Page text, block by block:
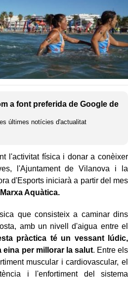
a font preferida de Google de
últimes notícies d'actualitat
l'activitat física i donar a conèixer
l'Ajuntament de Vilanova i la
d'Esports iniciarà a partir del mes
Marxa Aquàtica.
que consisteix a caminar dins
amb un nivell d'aigua entre el
pràctica té un vessant lúdic,
per millorar la salut. Entre els
muscular i cardiovascular, el
i l'enfortiment del sistema